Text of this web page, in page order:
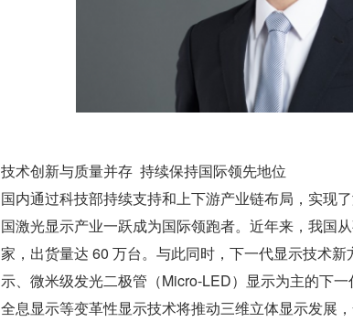
技术创新与质量并存  持续保持国际领先地位
国内通过科技部持续支持和上下游产业链布局，实现
国激光显示产业一跃成为国际领跑者。近年来，我国
家，出货量达 60 万台。与此同时，下一代显示技术
示、微米级发光二极管（Micro-LED）显示为主的下
全息显示等变革性显示技术将推动三维立体显示发展